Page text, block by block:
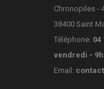
Chronopiles -
38400 Saint
Téléphone: 04
vendredi -
Email: